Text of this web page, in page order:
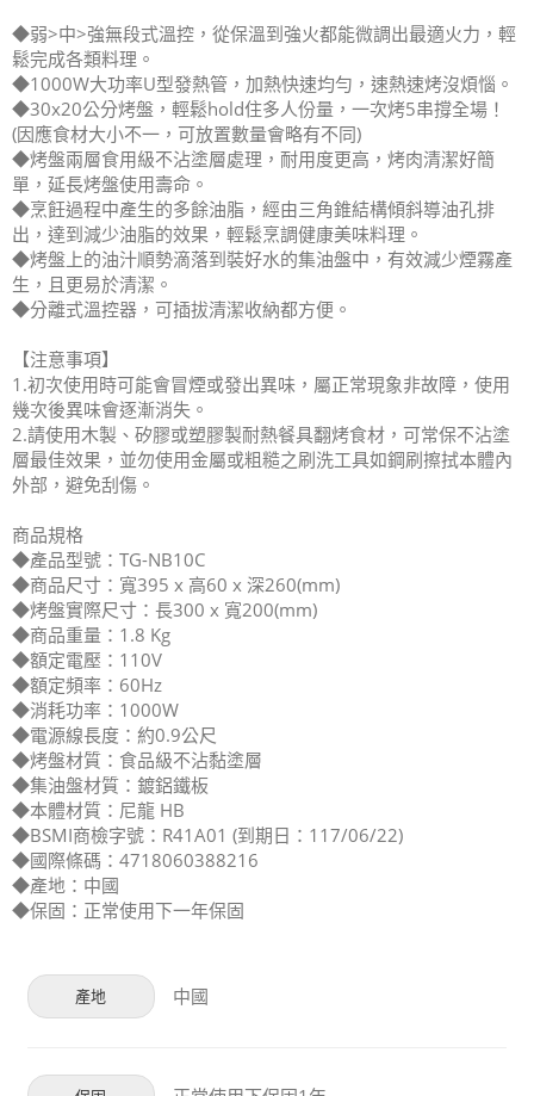
◆弱>中>強無段式溫控，從保溫到強火都能微調出最適火力，輕
鬆完成各類料理。
◆1000W大功率U型發熱管，加熱快速均勻，速熱速烤沒煩惱。
◆30x20公分烤盤，輕鬆hold住多人份量，一次烤5串撐全場！
(因應食材大小不一，可放置數量會略有不同)
◆烤盤兩層食用級不沾塗層處理，耐用度更高，烤肉清潔好簡
單，延長烤盤使用壽命。
◆烹飪過程中產生的多餘油脂，經由三角錐結構傾斜導油孔排
出，達到減少油脂的效果，輕鬆烹調健康美味料理。
◆烤盤上的油汁順勢滴落到裝好水的集油盤中，有效減少煙霧產
生，且更易於清潔。
◆分離式溫控器，可插拔清潔收納都方便。
【注意事項】
1.初次使用時可能會冒煙或發出異味，屬正常現象非故障，使用
幾次後異味會逐漸消失。
2.請使用木製、矽膠或塑膠製耐熱餐具翻烤食材，可常保不沾塗
層最佳效果，並勿使用金屬或粗糙之刷洗工具如鋼刷擦拭本體內
外部，避免刮傷。
商品規格
◆產品型號：TG-NB10C
◆商品尺寸：寬395 x 高60 x 深260(mm)
◆烤盤實際尺寸：長300 x 寬200(mm)
◆商品重量：1.8 Kg
◆額定電壓：110V
◆額定頻率：60Hz
◆消耗功率：1000W
◆電源線長度：約0.9公尺
◆烤盤材質：食品級不沾黏塗層
◆集油盤材質：鍍鋁鐵板
◆本體材質：尼龍 HB
◆BSMI商檢字號：R41A01 (到期日：117/06/22)
◆國際條碼：4718060388216
◆產地：中國
◆保固：正常使用下一年保固
產地 中國